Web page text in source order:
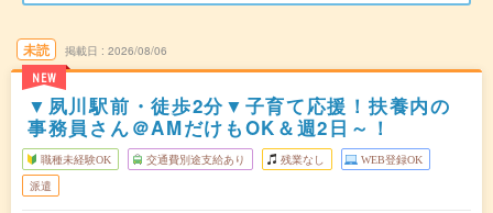
未読
NEW
掲載日 2026/08/06
▼夙川駅前・徒歩2分▼子育て応援！扶養内の
事務員さん＠AMだけもOK＆週2日～！
職種未経験OK 交通費別途支給あり 残業なし WEB登録OK
派遣